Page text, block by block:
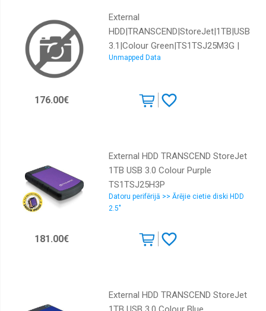
External
HDD|TRANSCEND|StoreJet|1TB|USB
3.1|Colour Green|TS1TSJ25M3G |
TS1TSJ25M3G | 760557840695
Unmapped Data
176.00€
External HDD TRANSCEND StoreJet
1TB USB 3.0 Colour Purple
TS1TSJ25H3P
Datoru perifērijā >> Ārējie cietie diski HDD
2.5"
181.00€
External HDD TRANSCEND StoreJet